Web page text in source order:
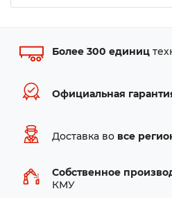
Более 300 единиц
Официальная
Доставка во все
Собственное
КМУ